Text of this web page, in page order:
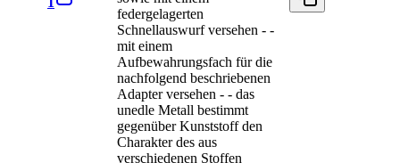
federgelagerten
Schnellauswurf versehen - -
mit einem
Aufbewahrungsfach für die
nachfolgend beschriebenen
Adapter versehen - - das
unedle Metall bestimmt
gegenüber Kunststoff den
Charakter des aus
verschiedenen Stoffen